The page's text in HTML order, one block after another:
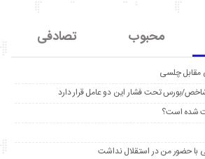
محبوب تصادفی
مقابل چلسی
بورس تحت فشار این دو عامل قرار دارد
شده است؟
با حضور من در استقلال نداشت